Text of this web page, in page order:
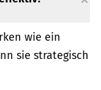
wie ein
sie strategisch